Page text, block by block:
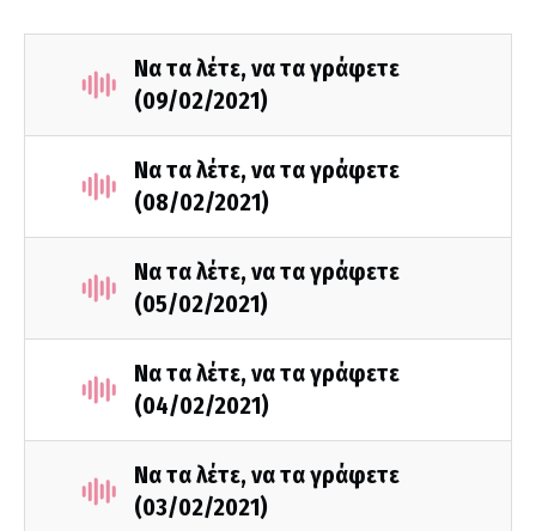
Να τα λέτε, να τα γράφετε
(09/02/2021)
Να τα λέτε, να τα γράφετε
(08/02/2021)
Να τα λέτε, να τα γράφετε
(05/02/2021)
Να τα λέτε, να τα γράφετε
(04/02/2021)
Να τα λέτε, να τα γράφετε
(03/02/2021)